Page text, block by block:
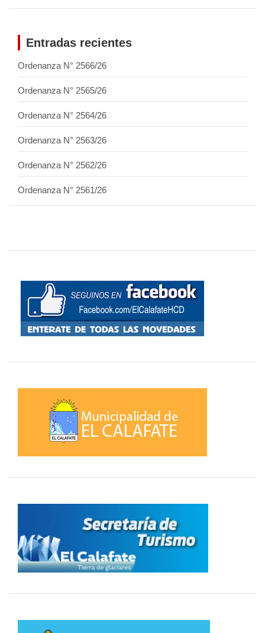
Entradas recientes
Ordenanza N° 2566/26
Ordenanza N° 2565/26
Ordenanza N° 2564/26
Ordenanza N° 2563/26
Ordenanza N° 2562/26
Ordenanza N° 2561/26